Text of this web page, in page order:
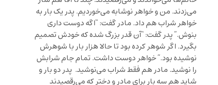
می‌زدند. من و خواهر نوشابه می‌خوردیم. پدر یک بار به
خواهر شراب هم داد. مادر گفت: “اگه دوست داری
بنوش.” پدر گفت: “آن قدر بزرگ شده که خودش تصمیم
بگیرد. اگر شوهر کرده بود تا حالا هزار بار با شوهرش
نوشیده بود.” خواهر دوست داشت. تمام جام شرابش
را نوشید. مادر هم فقط شراب می‌نوشید. پدر دو بار و
شاید هم سه بار برای مادر و دختر که می‌رقصیدند